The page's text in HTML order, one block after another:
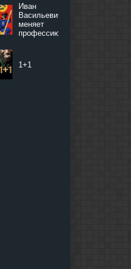
Иван
Васильевич
меняет
профессию
1+1